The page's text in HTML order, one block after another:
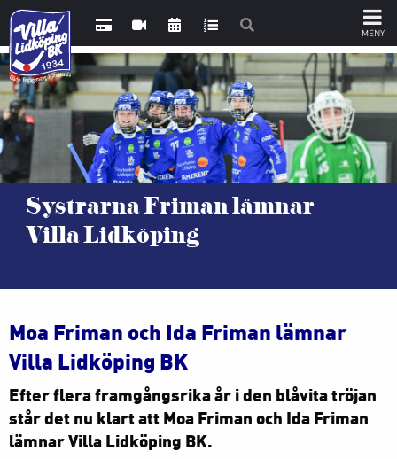
Systrarna Friman lämnar
Villa Lidköping
Moa Friman och Ida Friman lämnar
Villa Lidköping BK
Efter flera framgångsrika år i den blåvita tröjan
står det nu klart att Moa Friman och Ida Friman
lämnar Villa Lidköping BK.